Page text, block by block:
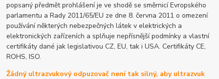
popsaný předmět prohlášení je ve shodě se směrnicí Evropského
parlamentu a Rady 2011/65/EU ze dne 8. června 2011 o omezení
používání některých nebezpečných látek v elektrických a
elektronických zařízeních a splňuje nepřísnější podmínky a vlastní
certifikáty dané jak legislativou CZ, EU, tak i USA. Certifikáty CE,
ROHS, ISO.
Žádný ultrazvukový odpuzovač není tak silný, aby ultrazvuk